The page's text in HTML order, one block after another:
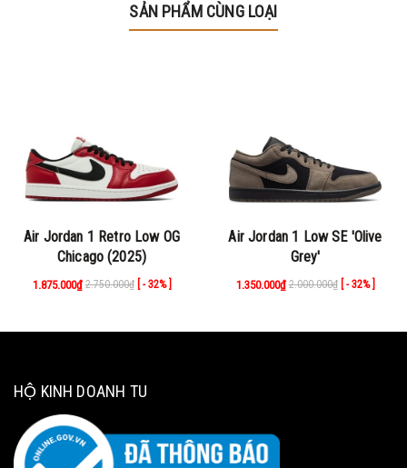
SẢN PHẨM CÙNG LOẠI
Air Jordan 1 Retro Low OG
Chicago (2025)
1.875.000₫ 2.750.000₫ [ - 32% ]
Air Jordan 1 Low SE 'Olive
Grey'
1.350.000₫ 2.000.000₫ [ - 32% ]
HỘ KINH DOANH TU